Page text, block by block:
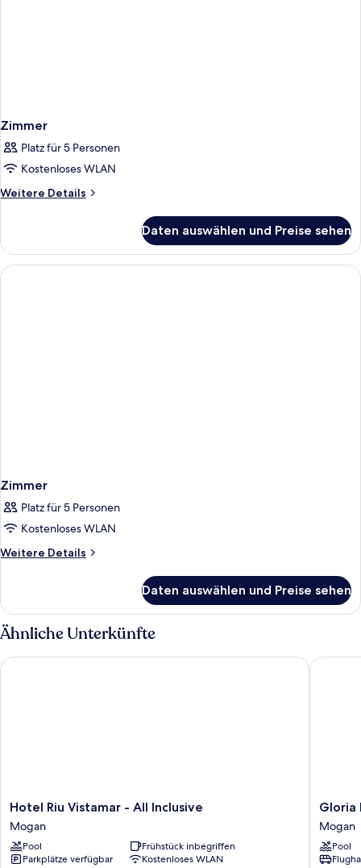
Zimmer
Platz für 5 Personen
Kostenloses WLAN
Weitere Details
Weitere
Daten auswählen und Preise sehen
Zimmer
Platz für 5 Personen
Kostenloses WLAN
Weitere Details
Weitere
Daten auswählen und Preise sehen
Ähnliche Unterkünfte
Hotel
Riu
Vistamar
-
All
Hotel Riu Vistamar - All Inclusive
Mogan
Pool
Frühstück inbegriffen
Parkplätze verfügbar
Kostenloses WLAN
Hotel Riu Vistamar - All Inclusive
Gloria
Palace
Thalasso
&
Gloria
Mogan
Pool
Gloria